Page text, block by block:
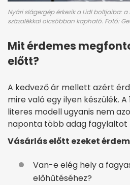
Nyári slágergép érkezik a Lidl boltjaiba:
százalékkal olcsóbban kapható. Fotó:
Mit érdemes
előtt?
A kedvező ár mellett azért
mire való egy ilyen készülék. A
literes modell ugyanis nem
naponta több adag fagylaltot
Vásárlás előtt ezeket
Van-e elég hely a
előhűtéséhez?